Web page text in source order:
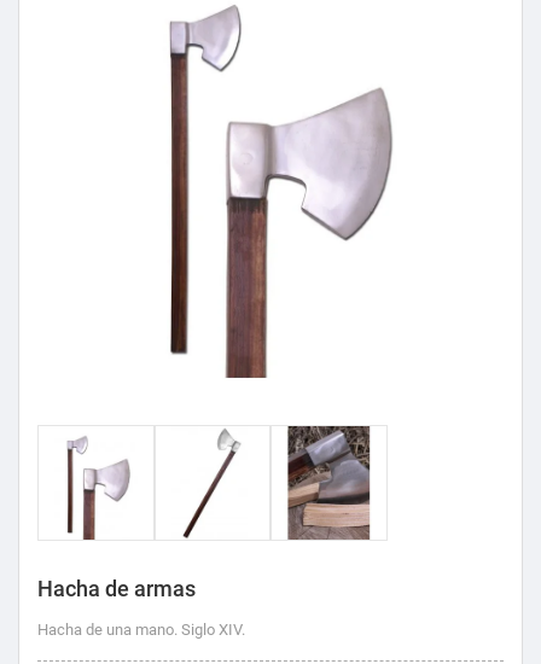
Hacha de armas
Hacha de una mano. Siglo XIV.